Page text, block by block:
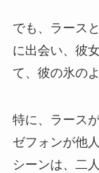
でも、ラース
に出会い、彼
て、彼の氷の
特に、ラース
ゼフォンが他
シーンは、二